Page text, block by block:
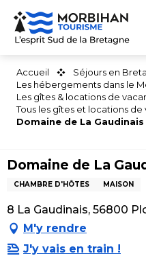
Aller
contenu
Accueil
Séjours en
Les hébergements dans le
Les gîtes & locations de
Tous les gîtes et locations
Domaine de La Gaudinais
Domaine de La
CHAMBRE D'HÔTES MAISON
8 La Gaudinais, 56800
M'y rendre
J'y vais en train !